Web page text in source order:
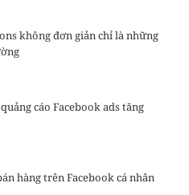
không đơn giản chỉ là những
cáo Facebook ads tăng
hàng trên Facebook cá nhân